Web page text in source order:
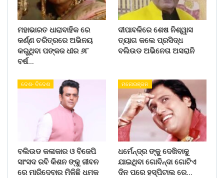
ମହାଭାରତ ଧାରାବାହିକ ରେ
କର୍ଣ୍ଣ ଚରିତ୍ରରେ ଅଭିନୟ
କରୁଥିବା ପଙ୍କଜ ଧୀର ୬୮
ବର୍ଷ…
ଦୀପାବଳିରେ ଶେଷ ନିଶ୍ୱାସ
ତ୍ୟାଗ କଲେ ପ୍ରସିଦ୍ଧ
ବଲିଉଡ ଅଭିନେତା ଅସରାନି
ଦେଶ- ବିଦେଶ
ବଲିଉଡ କଳାକାର ଓ ବିଜେପି
ସାଂସଦ ରବି କିଶନ ଙ୍କୁ ଜୀବନ
ରେ ମାରିଦେବାର ମିଳିଛି ଧମକ
ମନୋରଞ୍ଜନ
ଧର୍ମେନ୍ଦ୍ର ଙ୍କୁ ଦେଖିବାକୁ
ଯାଇଥିବା ଗୋବିନ୍ଦା ଗୋଟିଏ
ଦିନ ପରେ ହସ୍ପିଟାଲ ରେ…